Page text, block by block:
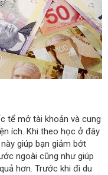
tể mở tài khoản và cung
ích. Khi theo học ở đây
giúp bạn giảm bớt
ngoài cũng như giúp
hơn. Trước khi đi du